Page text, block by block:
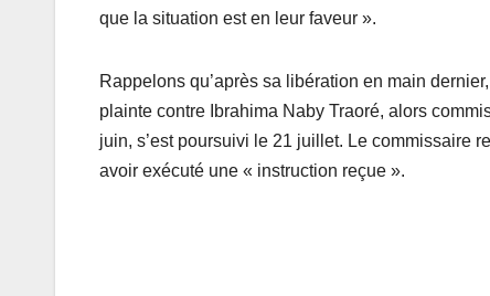
que la situation est en leur faveur ».
Rappelons qu’après sa libération en main
plainte contre Ibrahima Naby Traoré, alors
juin, s’est poursuivi le 21 juillet. Le commissaire
avoir exécuté une « instruction reçue ».